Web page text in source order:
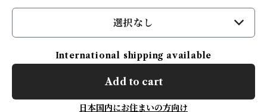
選択なし
International shipping available
Add to cart
日本国内にお住まいの方向け